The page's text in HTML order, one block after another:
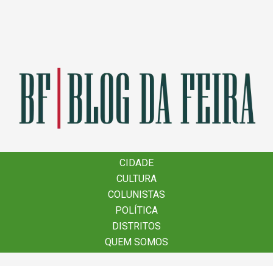
CIDADE
CULTURA
COLUNISTAS
POLÍTICA
DISTRITOS
QUEM SOMOS
CIDADE
CULTURA
COLUNISTAS
POLÍTICA
DISTRITOS
QUEM SOMOS